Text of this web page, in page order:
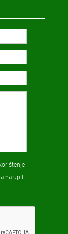
na upit i